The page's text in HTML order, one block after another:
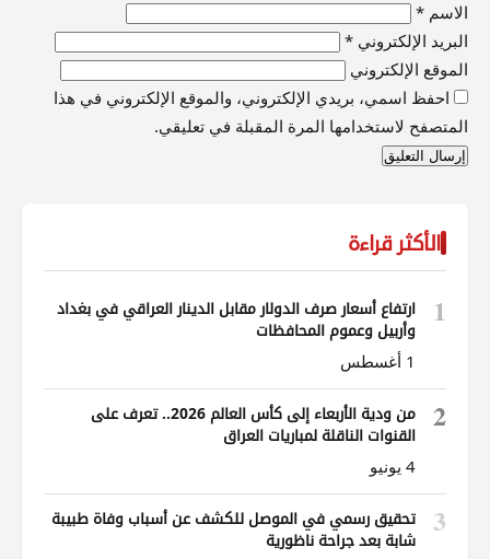
الاسم *
البريد الإلكتروني *
الموقع الإلكتروني
احفظ اسمي، بريدي الإلكتروني، والموقع الإلكتروني في هذا
المتصفح لاستخدامها المرة المقبلة في تعليقي.
الأكثر قراءة
1
ارتفاع أسعار صرف الدولار مقابل الدينار العراقي في بغداد
وأربيل وعموم المحافظات
1 أغسطس
2
من ودية الأربعاء إلى كأس العالم 2026.. تعرف على
القنوات الناقلة لمباريات العراق
4 يونيو
3
تحقيق رسمي في الموصل للكشف عن أسباب وفاة طبيبة
شابة بعد جراحة ناظورية